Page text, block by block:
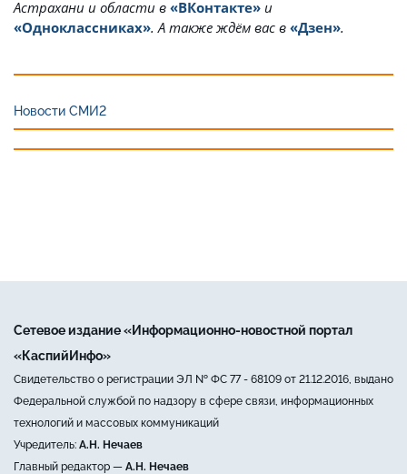
Астрахани и области в «ВКонтакте» и
«Одноклассниках». А также ждём вас в «Дзен».
Новости СМИ2
Сетевое издание «Информационно-новостной портал
«КаспийИнфо»
Свидетельство о регистрации ЭЛ № ФС 77 - 68109 от 21.12.2016, выдано
Федеральной службой по надзору в сфере связи, информационных
технологий и массовых коммуникаций
Учредитель: А.Н. Нечаев
Главный редактор — А.Н. Нечаев